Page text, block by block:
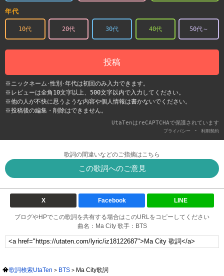
年代
10代 20代 30代 40代 50代～
投稿
※ニックネーム･性別･年代は初回のみ入力できます。
※レビューは全角10文字以上、500文字以内で入力してください。
※他の人が不快に思うような内容や個人情報は書かないでください。
※投稿後の編集・削除はできません。
UtaTenはreCAPTCHAで保護されています
プライバシー - 利用契約
歌詞の間違いなどのご指摘はこちら
この歌詞へのご意見
X Facebook LINE
ブログやHPでこの歌詞を共有する場合はこのURLをコピーしてください
曲名：Ma City 歌手：BTS
歌詞検索UtaTen BTS Ma City歌詞